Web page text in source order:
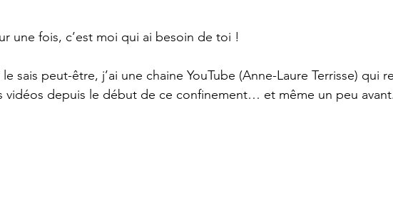
une fois, c’est moi qui ai besoin de toi !
sais peut-être, j’ai une chaine YouTube (Anne-Laure Terrisse) qui
vidéos depuis le début de ce confinement… et même un peu avant.